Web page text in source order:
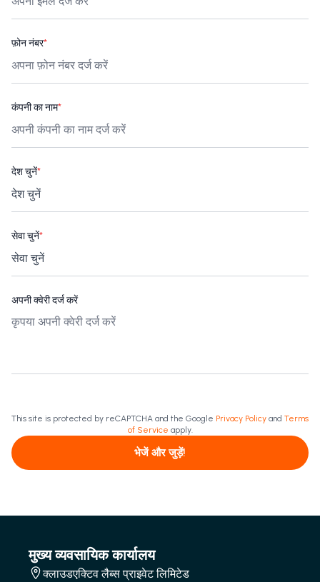
फ़ोन नंबर*
कंपनी का नाम*
देश चुनें*
सेवा चुनें*
अपनी क्वेरी दर्ज करें
This site is protected by reCAPTCHA and the Google Privacy Policy and Terms
of Service apply.
भेजें और जुड़ें!
मुख्य व्यवसायिक कार्यालय
क्लाउडएक्टिव लैब्स प्राइवेट लिमिटेड